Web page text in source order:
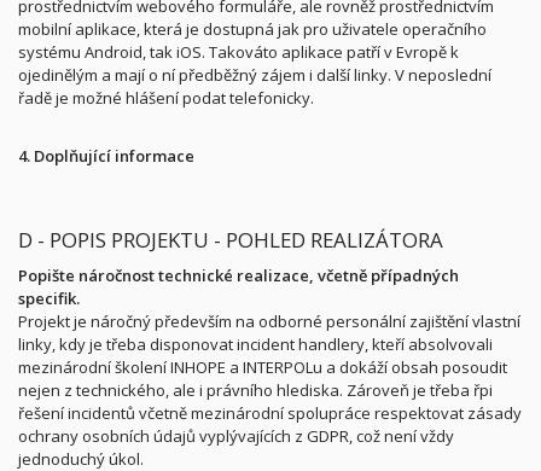
prostřednictvím webového formuláře, ale rovněž prostřednictvím
mobilní aplikace, která je dostupná jak pro uživatele operačního
systému Android, tak iOS. Takováto aplikace patří v Evropě k
ojedinělým a mají o ní předběžný zájem i další linky. V neposlední
řadě je možné hlášení podat telefonicky.
4. Doplňující informace
D - POPIS PROJEKTU - POHLED REALIZÁTORA
Popište náročnost technické realizace, včetně případných
specifik.
Projekt je náročný především na odborné personální zajištění vlastní
linky, kdy je třeba disponovat incident handlery, kteří absolvovali
mezinárodní školení INHOPE a INTERPOLu a dokáží obsah posoudit
nejen z technického, ale i právního hlediska. Zároveň je třeba řpi
řešení incidentů včetně mezinárodní spolupráce respektovat zásady
ochrany osobních údajů vyplývajících z GDPR, což není vždy
jednoduchý úkol.